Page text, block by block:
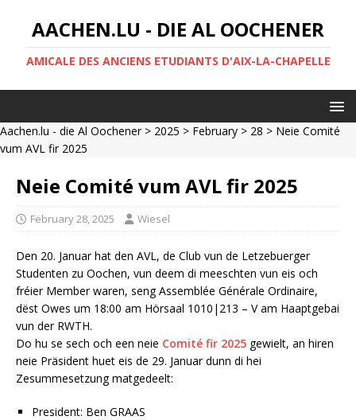
AACHEN.LU - DIE AL OOCHENER
AMICALE DES ANCIENS ETUDIANTS D'AIX-LA-CHAPELLE
Aachen.lu - die Al Oochener> 2025 > February > 28 > Neie Comité
vum AVL fir 2025
Neie Comité vum AVL fir 2025
February 28, 2025 Wiesel
Den 20. Januar hat den AVL, de Club vun de Letzebuerger
Studenten zu Oochen, vun deem di meeschten vun eis och
fréier Member waren, seng Assemblée Générale Ordinaire,
dëst Owes um 18:00 am Hörsaal 1010|213 – V am Haaptgebai
vun der RWTH.
Do hu se sech och een neie Comité fir 2025 gewielt, an hiren
neie Präsident huet eis de 29. Januar dunn di hei
Zesummesetzung matgedeelt:
President: Ben GRAAS